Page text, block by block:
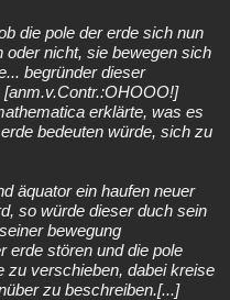
die pole der erde sich nun
oder nicht, sie bewegen sich
begründer dieser
erklärte, was es
bedeuten würde, sich zu
äquator ein haufen neuer
so würde dieser duch sein
bewegung
erde stören und die pole
zu verschieben, dabei kreise
zu beschreiben.[...]